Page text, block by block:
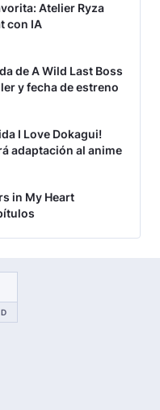
Atelier Ryza
con IA
de A Wild Last Boss
y fecha de estreno
I Love Dokagui!
adaptación al anime
in My Heart